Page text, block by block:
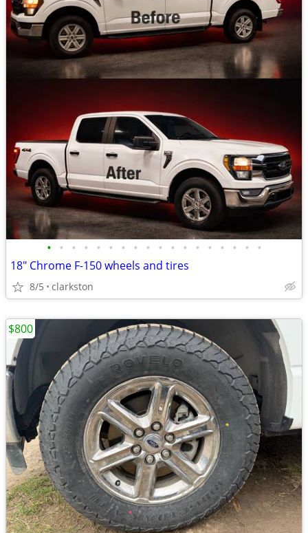
• • • • • • • • • • • • • • • • • •
18" Chrome F-150 wheels and tires
8/5 clarkston
$800